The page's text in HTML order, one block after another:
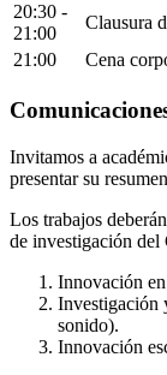
20:30 -
21:00
Clausura
21:00
Cena
Invitamos a
presentar su
Los trabajos
de investigación del
Innovación
Investigación
sonido).
Innovación